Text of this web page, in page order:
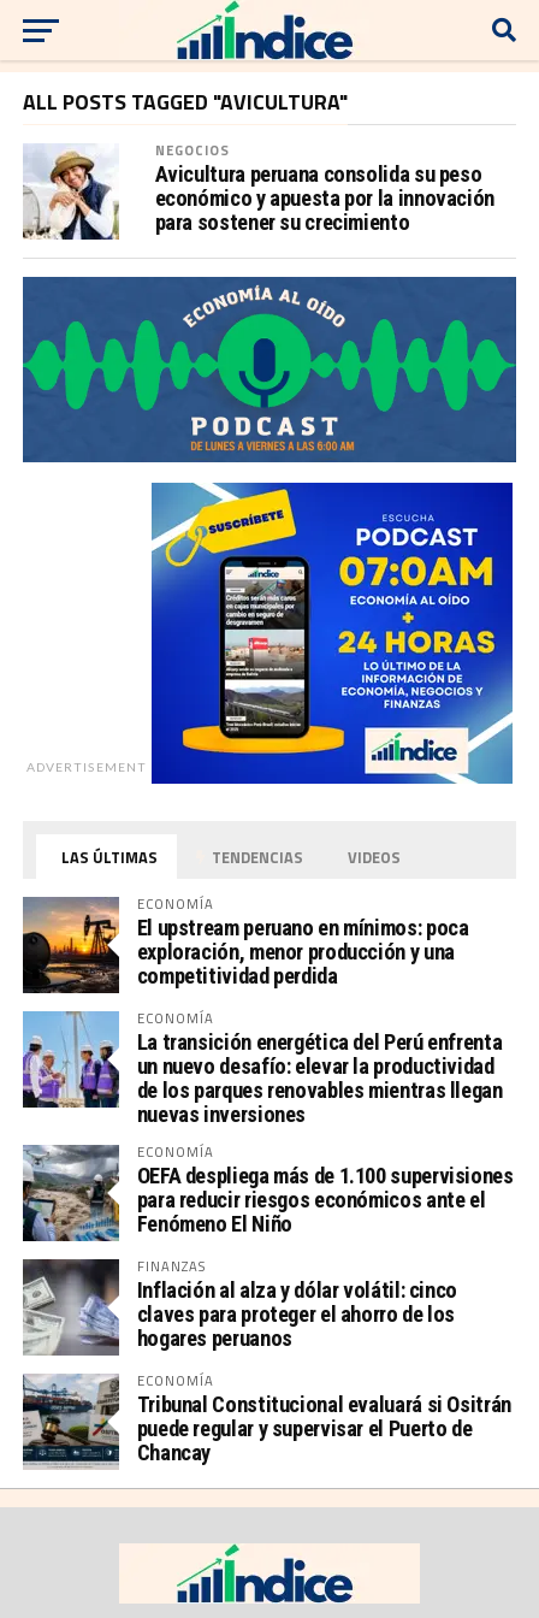
ALL POSTS TAGGED "AVICULTURA"
NEGOCIOS
Avicultura peruana consolida su peso
económico y apuesta por la innovación
para sostener su crecimiento
ADVERTISEMENT
LAS ÚLTIMAS TENDENCIAS VIDEOS
ECONOMÍA
El upstream peruano en mínimos: poca
exploración, menor producción y una
competitividad perdida
ECONOMÍA
La transición energética del Perú enfrenta
un nuevo desafío: elevar la productividad
de los parques renovables mientras llegan
nuevas inversiones
ECONOMÍA
OEFA despliega más de 1.100 supervisiones
para reducir riesgos económicos ante el
Fenómeno El Niño
FINANZAS
Inflación al alza y dólar volátil: cinco
claves para proteger el ahorro de los
hogares peruanos
ECONOMÍA
Tribunal Constitucional evaluará si Ositrán
puede regular y supervisar el Puerto de
Chancay